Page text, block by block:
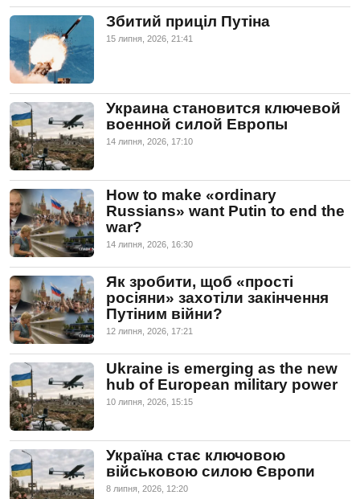
Збитий приціл Путіна
15 липня, 2026, 21:41
Украина становится ключевой
военной силой Европы
14 липня, 2026, 17:10
How to make «ordinary
Russians» want Putin to end the
war?
14 липня, 2026, 16:30
Як зробити, щоб «прості
росіяни» захотіли закінчення
Путіним війни?
12 липня, 2026, 17:21
Ukraine is emerging as the new
hub of European military power
10 липня, 2026, 15:15
Україна стає ключовою
військовою силою Європи
8 липня, 2026, 12:20